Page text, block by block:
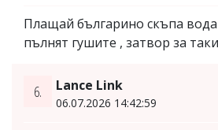
Плащай българино скъпа вода
пълнят гушите , затвор за
6. Lance Link
06.07.2026 14:42:59